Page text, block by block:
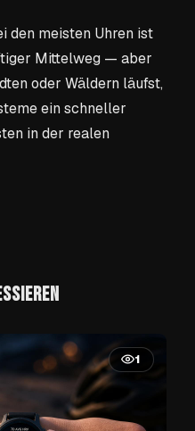
den meisten Uhren ist
Mittelweg — aber
oder Wäldern läufst,
ein schneller
in der realen
1